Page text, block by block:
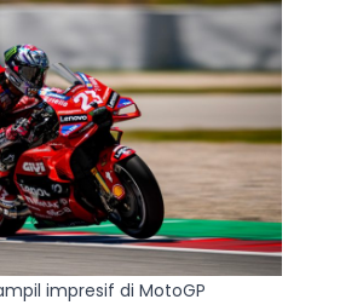
impresif di MotoGP